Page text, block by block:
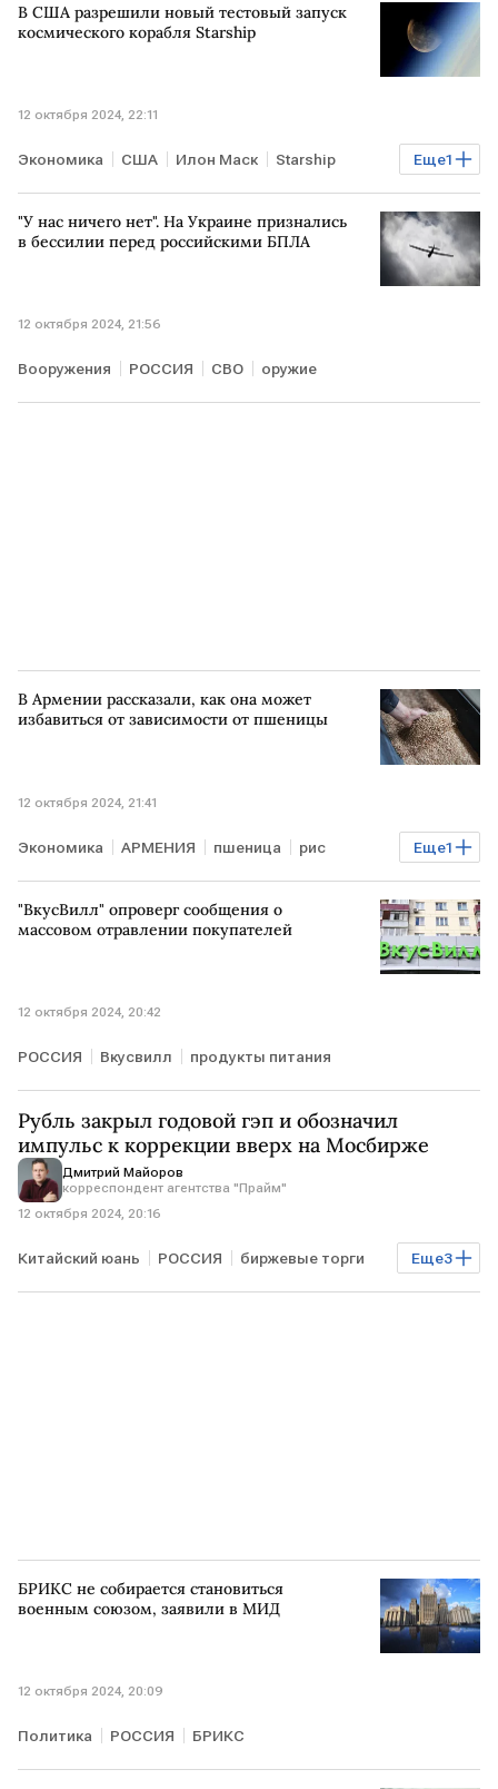
В США разрешили новый тестовый запуск
космического корабля Starship
12 октября 2024, 22:11
Еще1
Экономика США Илон Маск Starship
КОСМОС
"У нас ничего нет". На Украине признались
в бессилии перед российскими БПЛА
12 октября 2024, 21:56
Вооружения РОССИЯ СВО оружие
В Армении рассказали, как она может
избавиться от зависимости от пшеницы
12 октября 2024, 21:41
Еще1
Экономика АРМЕНИЯ пшеница рис
товары
"ВкусВилл" опроверг сообщения о
массовом отравлении покупателей
12 октября 2024, 20:42
РОССИЯ Вкусвилл продукты питания
Рубль закрыл годовой гэп и обозначил
импульс к коррекции вверх на Мосбирже
Дмитрий Майоров
корреспондент агентства "Прайм"
12 октября 2024, 20:16
Еще3
Китайский юань РОССИЯ биржевые торги
Мосбиржа юань Мнения аналитиков
БРИКС не собирается становиться
военным союзом, заявили в МИД
12 октября 2024, 20:09
Политика РОССИЯ БРИКС